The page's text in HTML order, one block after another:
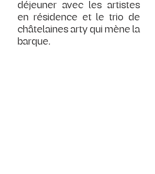
déjeuner avec les artistes
en résidence et le trio de
châtelaines arty qui mène la
barque.